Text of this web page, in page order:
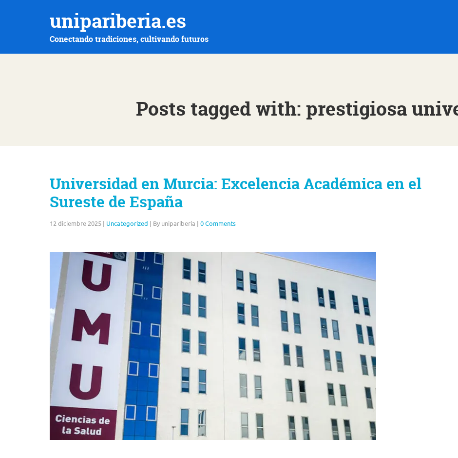
unipariberia.es
Conectando tradiciones, cultivando futuros
Posts tagged with: prestigiosa
Universidad en Murcia: Excelencia Académica en el
Sureste de España
12 diciembre 2025 | Uncategorized | By unipariberia | 0 Comments